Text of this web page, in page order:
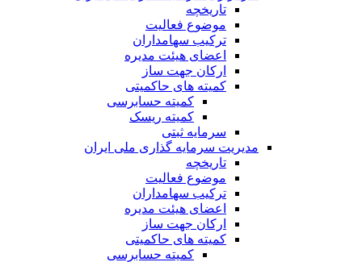
تاریخچه
موضوع فعالیت
ترکیب سهامداران
اعضای هیئت مدیره
ارکان جهت ساز
کمیته های حاکمیتی
کمیته حسابرسی
کمیته ریسک
سرمایه ثبتی
مدیریت سرمایه گذاری ملی ایران
تاریخچه
موضوع فعالیت
ترکیب سهامداران
اعضای هیئت مدیره
ارکان جهت ساز
کمیته های حاکمیتی
کمیته حسابرسی